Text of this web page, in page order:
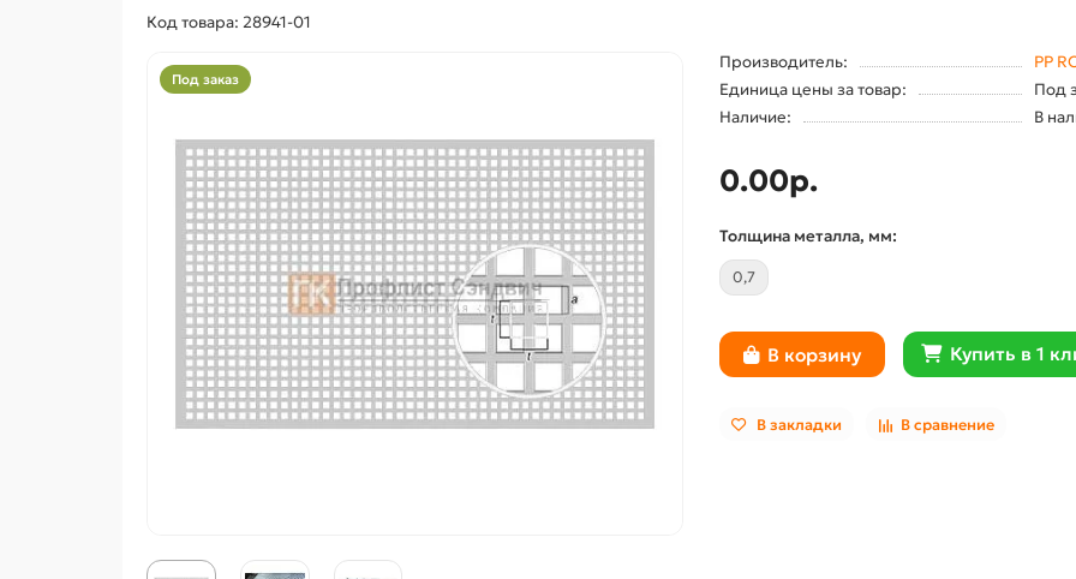
Код товара: 28941-01
Под заказ
Производитель:
PP
Единица цены за товар:
Под
Наличие:
В
0.00р.
Толщина металла, мм:
0,7
В корзину Купить в 1
В закладки В сравнение